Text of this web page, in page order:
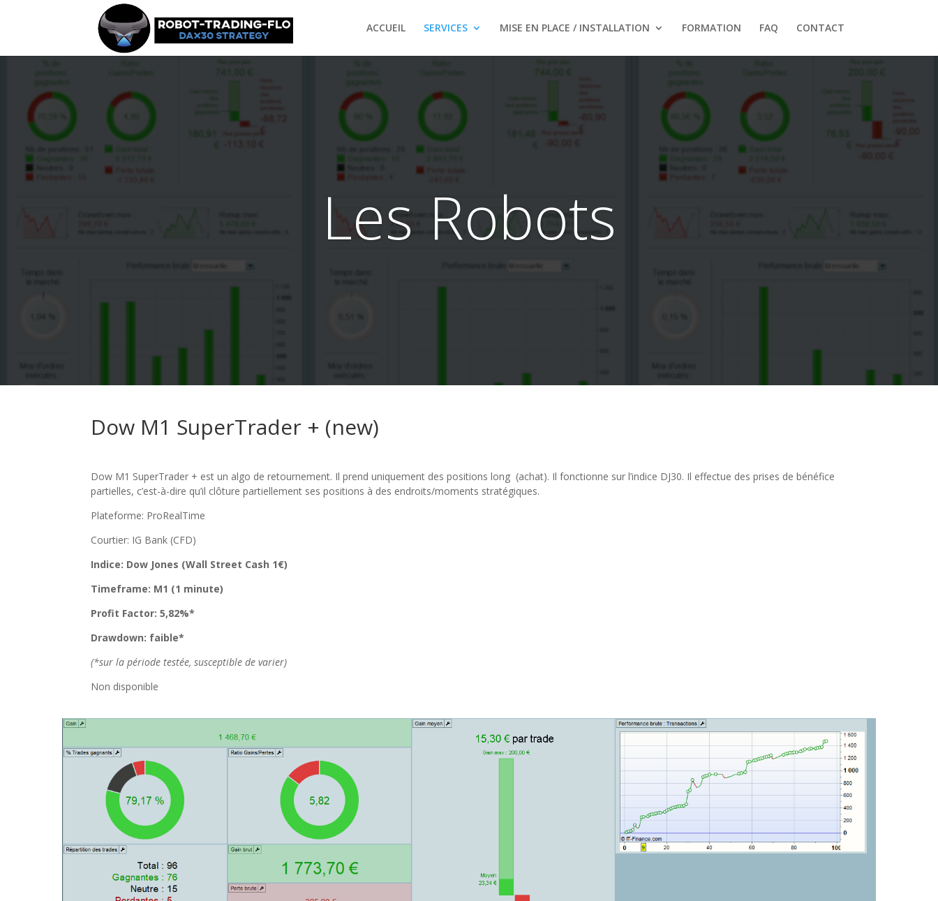
ACCUEIL SERVICES MISE EN PLACE / INSTALLATION FORMATION FAQ CONTACT
Les Robots
Dow M1 SuperTrader + (new)
Dow M1 SuperTrader + est un algo de retournement. Il prend uniquement des positions long (achat). Il fonctionne sur l’indice DJ30. Il effectue des prises de bénéfice
partielles, c’est-à-dire qu’il clôture partiellement ses positions à des endroits/moments stratégiques.
Plateforme: ProRealTime
Courtier: IG Bank (CFD)
Indice: Dow Jones (Wall Street Cash 1€)
Timeframe: M1 (1 minute)
Profit Factor: 5,82%*
Drawdown: faible*
(*sur la période testée, susceptible de varier)
Non disponible